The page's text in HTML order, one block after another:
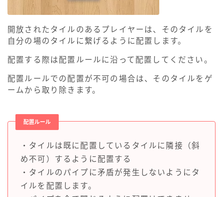
開放されたタイルのあるプレイヤーは、そのタイルを
自分の場のタイルに繋げるように配置します。
配置する際は配置ルールに沿って配置してください。
配置ルールでの配置が不可の場合は、そのタイルをゲ
ームから取り除きます。
配置ルール
・タイルは既に配置しているタイルに隣接（斜
め不可）するように配置する
・タイルのパイプに矛盾が発生しないようにタ
イルを配置します。